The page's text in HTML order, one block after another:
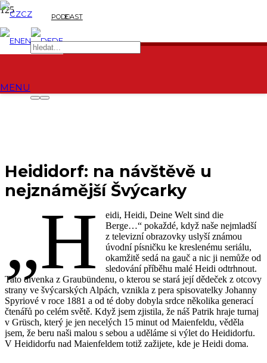
CZ
EN DE
PODCAST
E-
SHOP
MENU
Heididorf: na návštěvě u
nejznámější Švýcarky
„H
eidi, Heidi, Deine Welt sind die
Berge…“ pokaždé, když naše nejmladší
z televizní obrazovky uslyší známou
úvodní písničku ke kreslenému seriálu,
okamžitě sedá na gauč a nic ji nemůže od
sledování příběhu malé Heidi odtrhnout.
Tato dívenka z Graubündenu, o kterou se stará její dědeček z otcovy
strany ve švýcarských Alpách, vznikla z pera spisovatelky Johanny
Spyriové v roce 1881 a od té doby dobyla srdce několika generací
čtenářů po celém světě. Když jsem zjistila, že náš Patrik hraje turnaj
v Grüsch, který je jen necelých 15 minut od Maienfeldu, věděla
jsem, že beru naši malou s sebou a uděláme si výlet do Heididorfu.
V Heididorfu nad Maienfeldem totiž zažijete, kde je Heidi doma.